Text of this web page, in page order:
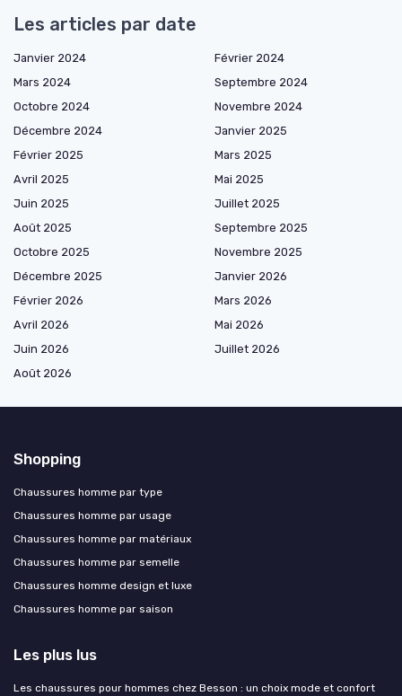
Les articles par date
Janvier 2024
Février 2024
Mars 2024
Septembre 2024
Octobre 2024
Novembre 2024
Décembre 2024
Janvier 2025
Février 2025
Mars 2025
Avril 2025
Mai 2025
Juin 2025
Juillet 2025
Août 2025
Septembre 2025
Octobre 2025
Novembre 2025
Décembre 2025
Janvier 2026
Février 2026
Mars 2026
Avril 2026
Mai 2026
Juin 2026
Juillet 2026
Août 2026
Shopping
Chaussures homme par type
Chaussures homme par usage
Chaussures homme par matériaux
Chaussures homme par semelle
Chaussures homme design et luxe
Chaussures homme par saison
Les plus lus
Les chaussures pour hommes chez Besson : un choix mode et confort